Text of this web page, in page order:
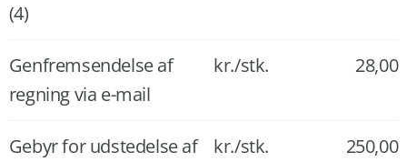
(4)
Genfremsendelse af
regning via e-mail
kr./stk. 28,00
Gebyr for udstedelse af
kr./stk. 250,00